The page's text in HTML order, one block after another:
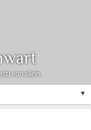
▼
von allein.